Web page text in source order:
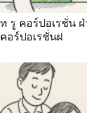
ท รู คอร์ปอเรชั่น
คอร์ปอเรชั่นฝ